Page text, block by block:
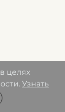
целях
Узнать